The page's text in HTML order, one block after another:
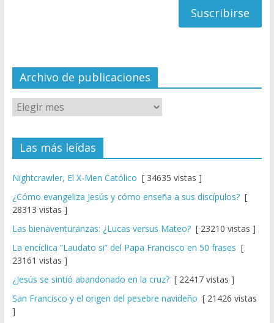
el
Archivo de publicaciones
Las más leídas
Nightcrawler, El X-Men Católico [ 34635 vistas ]
¿Cómo evangeliza Jesús y cómo enseña a sus discípulos?[
28313 vistas ]
Las bienaventuranzas: ¿Lucas versus Mateo?[ 23210 vistas ]
La encíclica “Laudato si” del Papa Francisco en 50 frases [
23161 vistas ]
¿Jesús se sintió abandonado en la cruz?[ 22417 vistas ]
San Francisco y el origen del pesebre navideño [ 21426 vistas
]